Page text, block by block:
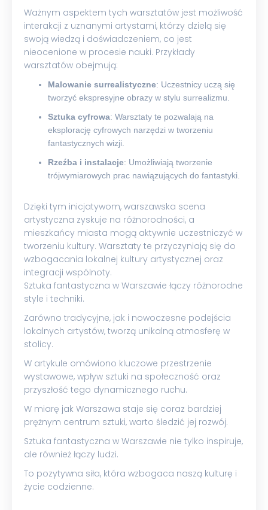
Ważnym aspektem tych warsztatów jest możliwość
interakcji z uznanymi artystami, którzy dzielą się
swoją wiedzą i doświadczeniem, co jest
nieocenione w procesie nauki. Przykłady
warsztatów obejmują:
Malowanie surrealistyczne: Uczestnicy uczą się
tworzyć ekspresyjne obrazy w stylu surrealizmu.
Sztuka cyfrowa: Warsztaty te pozwalają na
eksplorację cyfrowych narzędzi w tworzeniu
fantastycznych wizji.
Rzeźba i instalacje: Umożliwiają tworzenie
trójwymiarowych prac nawiązujących do fantastyki.
Dzięki tym inicjatywom, warszawska scena
artystyczna zyskuje na różnorodności, a
mieszkańcy miasta mogą aktywnie uczestniczyć w
tworzeniu kultury. Warsztaty te przyczyniają się do
wzbogacania lokalnej kultury artystycznej oraz
integracji wspólnoty.
Sztuka fantastyczna w Warszawie łączy różnorodne
style i techniki.
Zarówno tradycyjne, jak i nowoczesne podejścia
lokalnych artystów, tworzą unikalną atmosferę w
stolicy.
W artykule omówiono kluczowe przestrzenie
wystawowe, wpływ sztuki na społeczność oraz
przyszłość tego dynamicznego ruchu.
W miarę jak Warszawa staje się coraz bardziej
prężnym centrum sztuki, warto śledzić jej rozwój.
Sztuka fantastyczna w Warszawie nie tylko inspiruje,
ale również łączy ludzi.
To pozytywna siła, która wzbogaca naszą kulturę i
życie codzienne.